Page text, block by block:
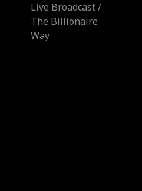
Live Broadcast /
The Billionaire
Way